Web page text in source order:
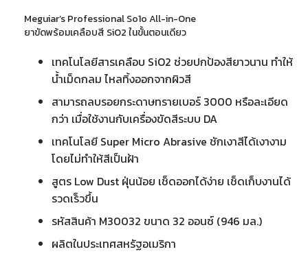
946Meguiar’s Professional So1o All-in-One
ยาขัดพร้อมเคลือบสี SiO2 ในขั้นตอนเดียว
เทคโนโลยีสารเคลือบ SiO2 ช่วยปกป้องสียาวนาน ทำให้
น้ำเม็ดกลม ไหลทิ้งออกจากผิวสี
สามารถลบรอยกระดาษทรายเบอร์ 3000 หรือละเอียด
กว่า เมื่อใช้งานกับเครื่องขัดสีระบบ DA
เทคโนโลยี Super Micro Abrasive ชักเงาสีได้เงางาม
โดยไม่ทำให้สีเป็นฝ้า
สูตร Low Dust ฝุ่นน้อย เช็ดออกได้ง่าย เช็ดเก็บงานได้
รวดเร็วขึ้น
รหัสสินค้า M30032 ขนาด 32 ออนซ์ (946 มล.)
ผลิตในประเทศสหรัฐอเมริกา